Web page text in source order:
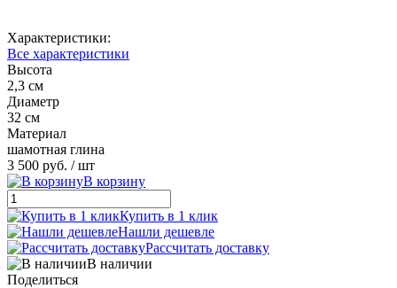
Характеристики:
Все характеристики
Высота
2,3 см
Диаметр
32 см
Материал
шамотная глина
3 500 руб. / шт
В корзину
Купить в 1 клик
Нашли дешевле
Рассчитать доставку
В наличии
Поделиться